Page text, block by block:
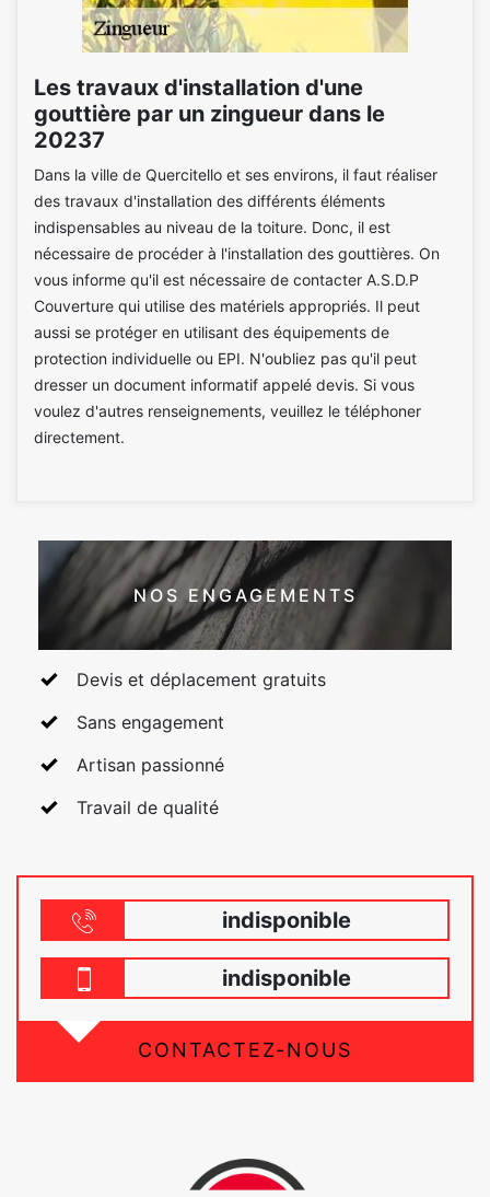
Les travaux d'installation d'une
gouttière par un zingueur dans le
20237
Dans la ville de Quercitello et ses environs, il faut réaliser
des travaux d'installation des différents éléments
indispensables au niveau de la toiture. Donc, il est
nécessaire de procéder à l'installation des gouttières. On
vous informe qu'il est nécessaire de contacter A.S.D.P
Couverture qui utilise des matériels appropriés. Il peut
aussi se protéger en utilisant des équipements de
protection individuelle ou EPI. N'oubliez pas qu'il peut
dresser un document informatif appelé devis. Si vous
voulez d'autres renseignements, veuillez le téléphoner
directement.
NOS ENGAGEMENTS
Devis et déplacement gratuits
Sans engagement
Artisan passionné
Travail de qualité
indisponible
indisponible
CONTACTEZ-NOUS